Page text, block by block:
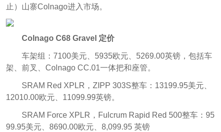
止）山寨Colnago进入市场。
Colnago C68 Gravel 定价
车架组：7100美元、5935欧元、5269.00英镑，包括车
架、前叉、Colnago CC.01一体把和座管。
SRAM Red XPLR，ZIPP 303S整车：13199.95美元、
12010.00欧元、11099.99英镑。
SRAM Force XPLR，Fulcrum Rapid Red 500整车：95
99.95美元、8690.00欧元、8,099.95 英镑